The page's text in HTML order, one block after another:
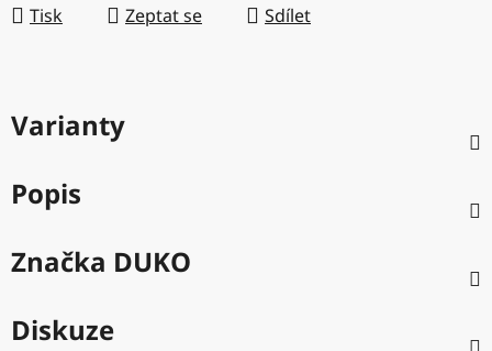
Tisk
Zeptat se Sdílet
Varianty
Popis
Značka DUKO
Diskuze